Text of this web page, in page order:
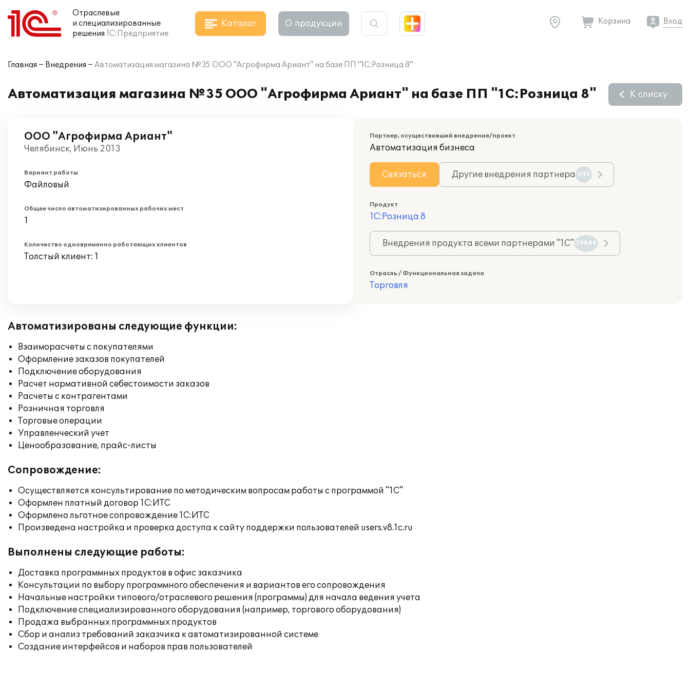
Отраслевые
и специализированные
решения 1С:Предприятие
Каталог О продукции Корзина Вход
Главная Внедрения Автоматизация магазина №35 ООО "Агрофирма Ариант" на базе ПП "1С:Розница 8"
Автоматизация магазина №35 ООО "Агрофирма Ариант" на базе ПП "1С:Розница 8" К списку
ООО "Агрофирма Ариант"
Челябинск, Июнь 2013
Вариант работы
Файловый
Общее число автоматизированных рабочих мест
1
Количество одновременно работающих клиентов
Толстый клиент: 1
Партнер, осуществивший внедрение/проект
Автоматизация бизнеса
Связаться Другие внедрения партнера 1159
Продукт
1С:Розница 8
Внедрения продукта всеми партнерами "1С" 79849
Отрасль / Функциональная задача
Торговля
Автоматизированы следующие функции:
Взаиморасчеты с покупателями
Оформление заказов покупателей
Подключение оборудования
Расчет нормативной себестоимости заказов
Расчеты с контрагентами
Розничная торговля
Торговые операции
Управленческий учет
Ценообразование, прайс-листы
Сопровождение:
Осуществляется консультирование по методическим вопросам работы с программой "1С"
Оформлен платный договор 1С:ИТС
Оформлено льготное сопровождение 1С:ИТС
Произведена настройка и проверка доступа к сайту поддержки пользователей users.v8.1c.ru
Выполнены следующие работы:
Доставка программных продуктов в офис заказчика
Консультации по выбору программного обеспечения и вариантов его сопровождения
Начальные настройки типового/отраслевого решения (программы) для начала ведения учета
Подключение специализированного оборудования (например, торгового оборудования)
Продажа выбранных программных продуктов
Сбор и анализ требований заказчика к автоматизированной системе
Создание интерфейсов и наборов прав пользователей